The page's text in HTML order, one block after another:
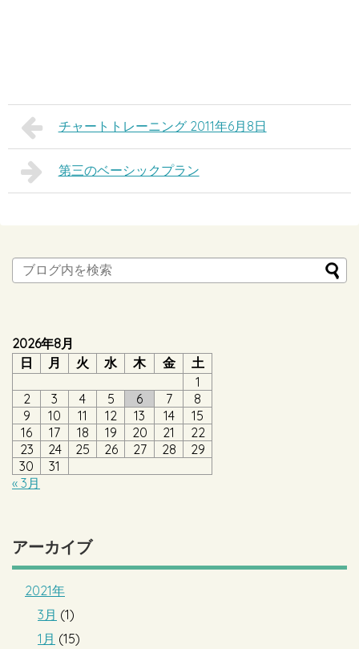
チャートトレーニング 2011年6月8日
第三のベーシックプラン
2026年8月
日
月 火 水 木 金
土
1
2
3 4 5 6 7
8
9
10 11 12 13 14
15
16
17 18 19 20 21
22
23
24 25 26 27 28
29
30
31
« 3月
アーカイブ
2021年
3月 (1)
1月 (15)